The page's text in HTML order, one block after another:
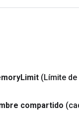
Limit (Límite
compartido